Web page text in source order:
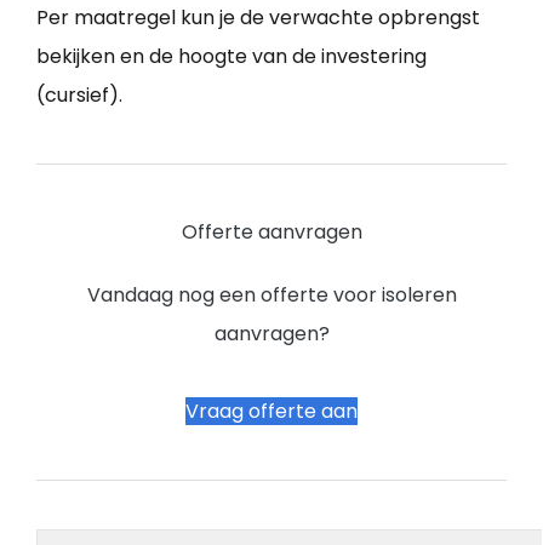
Per maatregel kun je de verwachte opbrengst
bekijken en de hoogte van de investering
(cursief).
Offerte aanvragen
Vandaag nog een offerte voor isoleren
aanvragen?
Vraag offerte aan